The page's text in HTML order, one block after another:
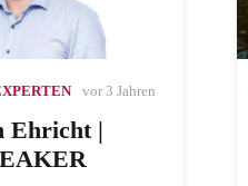
vor 3 Jahren
Ehricht |